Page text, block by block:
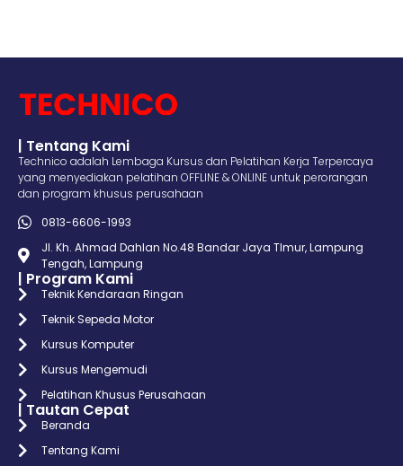
| Tentang Kami
Technico adalah Lembaga Kursus dan Pelatihan Kerja Terpercaya
yang menyediakan pelatihan OFFLINE & ONLINE untuk perorangan
dan program khusus perusahaan
0813-6606-1993
Jl. Kh. Ahmad Dahlan No.48 Bandar Jaya TImur, Lampung
Tengah, Lampung
| Program Kami
Teknik Kendaraan Ringan
Teknik Sepeda Motor
Kursus Komputer
Kursus Mengemudi
Pelatihan Khusus Perusahaan
| Tautan Cepat
Beranda
Tentang Kami